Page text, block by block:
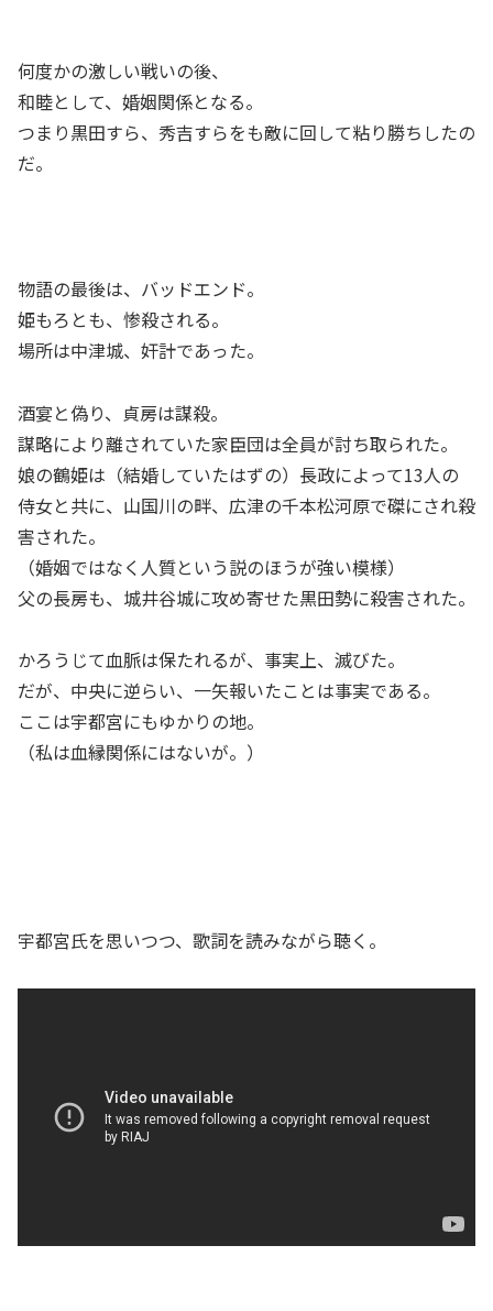
何度かの激しい戦いの後、
和睦として、婚姻関係となる。
つまり黒田すら、秀吉すらをも敵に回して粘り勝ちしたの
だ。
物語の最後は、バッドエンド。
姫もろとも、惨殺される。
場所は中津城、奸計であった。
酒宴と偽り、貞房は謀殺。
謀略により離されていた家臣団は全員が討ち取られた。
娘の鶴姫は（結婚していたはずの）長政によって13人の
侍女と共に、山国川の畔、広津の千本松河原で磔にされ殺
害された。
（婚姻ではなく人質という説のほうが強い模様）
父の長房も、城井谷城に攻め寄せた黒田勢に殺害された。
かろうじて血脈は保たれるが、事実上、滅びた。
だが、中央に逆らい、一矢報いたことは事実である。
ここは宇都宮にもゆかりの地。
（私は血縁関係にはないが。）
宇都宮氏を思いつつ、歌詞を読みながら聴く。